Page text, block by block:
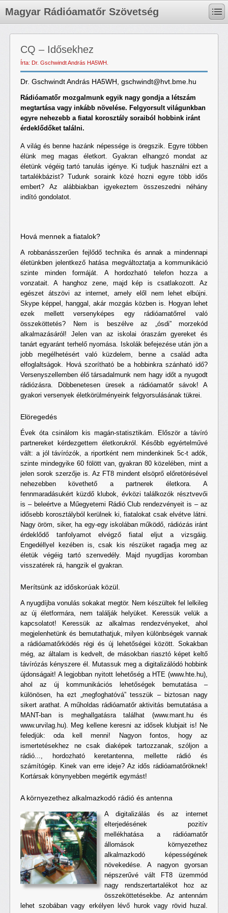
Magyar Rádióamatőr Szövetség
CQ – Idősekhez
Írta: Dr. Gschwindt András HA5WH.
Dr. Gschwindt András HA5WH, gschwindt@hvt.bme.hu
Rádióamatőr mozgalmunk egyik nagy gondja a létszám
megtartása vagy inkább növelése. Felgyorsult világunkban
egyre nehezebb a fiatal korosztály soraiból hobbink iránt
érdeklődőket találni.
A világ és benne hazánk népessége is öregszik. Egyre többen
élünk meg magas életkort. Gyakran elhangzó mondat az
életünk végéig tartó tanulás igénye. Ki tudjuk használni ezt a
tartalékbázist? Tudunk soraink közé hozni egyre több idős
embert? Az alábbiakban igyekeztem összeszedni néhány
indító gondolatot.
Hová mennek a fiatalok?
A robbanásszerűen fejlődő technika és annak a mindennapi
életünkben jelentkező hatása megváltoztatja a kommunikáció
szinte minden formáját. A hordozható telefon hozza a
vonzatait. A hanghoz zene, majd kép is csatlakozott. Az
egészet átszövi az internet, amely elől nem lehet elbújni.
Skype képpel, hanggal, akár mozgás közben is. Hogyan lehet
ezek mellett versenyképes egy rádióamatőrrel való
összeköttetés? Nem is beszélve az „ósdi” morzekód
alkalmazásáról! Jelen van az iskolai óraszám gyereket és
tanárt egyaránt terhelő nyomása. Iskolák befejezése után jön a
jobb megélhetésért való küzdelem, benne a család adta
elfoglaltságok. Hová szorítható be a hobbinkra szánható idő?
Versenyszellemben élő társadalmunk nem hagy időt a nyugodt
rádiózásra. Döbbenetesen üresek a rádióamatőr sávok! A
gyakori versenyek életkörülményeink felgyorsulásának tükrei.
Elöregedés
Évek óta csinálom kis magán-statisztikám. Először a távíró
partnereket kérdezgettem életkorukról. Később egyértelművé
vált: a jól távírózók, a riportként nem mindenkinek 5c-t adók,
szinte mindegyike 60 fölött van, gyakran 80 közelében, mint a
jelen sorok szerzője is. Az FT8 mindent elsöprő előretörésével
nehezebben követhető a partnerek életkora. A
fennmaradásukért küzdő klubok, évközi találkozók résztvevői
is – beleértve a Műegyetemi Rádió Club rendezvényeit is – az
idősebb korosztályból kerülnek ki, fiatalokat csak elvétve látni.
Nagy öröm, siker, ha egy-egy iskolában működő, rádiózás iránt
érdeklődő tanfolyamot elvégző fiatal eljut a vizsgáig.
Engedéllyel kezében is, csak kis részüket ragadja meg az
életük végéig tartó szenvedély. Majd nyugdíjas koromban
visszatérek rá, hangzik el gyakran.
Merítsünk az időskorúak közül.
A nyugdíjba vonulás sokakat megtör. Nem készültek fel lelkileg
az új életformára, nem találják helyüket. Keressük velük a
kapcsolatot! Keressük az alkalmas rendezvényeket, ahol
megjelenhetünk és bemutathatjuk, milyen különbségek vannak
a rádióamatőrködés régi és új lehetőségei között. Sokakban
még, az általam is kedvelt, de másokban riasztó képet keltő
távírózás kényszere él. Mutassuk meg a digitalizálódó hobbink
újdonságait! A legjobban nyitott lehetőség a HTE (www.hte.hu),
ahol az új kommunikációs lehetőségek bemutatása –
különösen, ha ezt „megfoghatóvá” tesszük – biztosan nagy
sikert arathat. A műholdas rádióamatőr aktivitás bemutatása a
MANT-ban is meghallgatásra találhat (www.mant.hu és
www.urvilag.hu). Meg kellene keresni az idősek klubjait is! Ne
feledjük: oda kell menni! Nagyon fontos, hogy az
ismertetésekhez ne csak diaképek tartozzanak, szóljon a
rádió..., hordozható keretantenna, mellette rádió és
számítógép. Kinek van erre ideje? Az idős rádióamatőröknek!
Kortársak könynyebben megértik egymást!
A környezethez alkalmazkodó rádió és antenna
A digitalizálás és az internet
elterjedésének pozitív
mellékhatása a rádióamatőr
állomások környezethez
alkalmazkodó képességének
növekedése. A nagyon gyorsan
népszerűvé vált FT8 üzemmód
nagy rendszertartalékot hoz az
összeköttetésekbe. Az antennám
lehet szobában vagy erkélyen lévő hurok vagy rövid huzal.